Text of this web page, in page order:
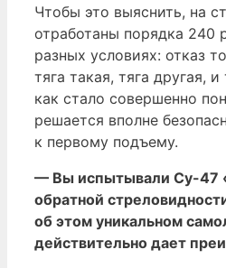
Чтобы это выяснить, на
отработаны порядка 240
разных условиях: отказ
тяга такая, тяга другая,
как стало совершенно
решается вполне
к первому подъему.
— Вы испытывали Су-47
обратной
об этом уникальном
действительно дает